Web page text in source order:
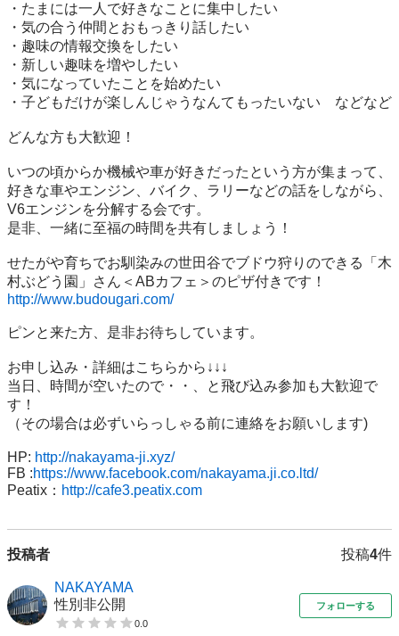
・たまには一人で好きなことに集中したい
・気の合う仲間とおもっきり話したい
・趣味の情報交換をしたい
・新しい趣味を増やしたい
・気になっていたことを始めたい
・子どもだけが楽しんじゃうなんてもったいない　などなど
どんな方も大歓迎！
いつの頃からか機械や車が好きだったという方が集まって、
好きな車やエンジン、バイク、ラリーなどの話をしながら、
V6エンジンを分解する会です。
是非、一緒に至福の時間を共有しましょう！
せたがや育ちでお馴染みの世田谷でブドウ狩りのできる「木
http://www.budougari.com/
ピンと来た方、是非お待ちしています。
お申し込み・詳細はこちらから↓↓↓
当日、時間が空いたので・・、と飛び込み参加も大歓迎で
す！
（その場合は必ずいらっしゃる前に連絡をお願いします)
HP: http://nakayama-ji.xyz/
FB :https://www.facebook.com/nakayama.ji.co.ltd/
Peatix： http://cafe3.peatix.com
投稿者 投稿4件
NAKAYAMA
性別非公開
0.0
フォローする